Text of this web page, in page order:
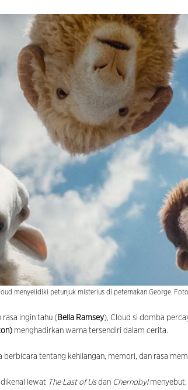
menyelidiki petunjuk misterius di peternakan George.
rasa ingin tahu (Bella Ramsey), Cloud si domba
menghadirkan warna tersendiri dalam cerita.
berbicara tentang kehilangan, memori, dan rasa
lewat The Last of Usdan Chernobyl